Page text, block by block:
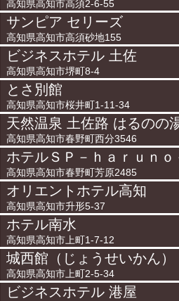
高知県高知市高須2-6-55
サンピア セリーズ
高知県高知市高須砂地155
ビジネスホテル 土佐
高知県高知市堺町8-4
とさ別館
高知県高知市桜井町1-11-34
天然温泉 土佐路 はるのの
高知県高知市春野町西分3546
ホテルＳＰ－ｈａｒｕｎｏ
高知県高知市春野町芳原2485
オリエントホテル高知
高知県高知市升形5-37
ホテル南水
高知県高知市上町1-7-12
城西館（じょうせいかん）
高知県高知市上町2-5-34
ビジネスホテル 港屋